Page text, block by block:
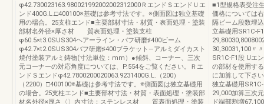
φ42.730023163.980021992002002312000ＲエンドＳエンドＵエ
ンド400G.L.□400100※基礎は参考寸法です。※側面図は独立基礎
用の場合。25支柱エンド■主要部材寸法・材質・表面処理・塗装
部材名外径×厚さ材 質表面処理・塗装支柱
φ60.5×t3.0SUS304ヘアーライン・バフ研磨♯400ビーム
φ42.7×t2.0SUS304バフ研磨♯400ブラケット—アルミダイカスト
焼付塗装アルミ鋳物(寸法単位：mm）●傾斜、コーナー、三次
元コーナーの対応角度については、P.554をご覧ください。Ｒエ
ンドＳエンドφ42.7800200020063.9231400G.L.（200）
（2200）□400100※基礎は参考寸法です。※側面図は独立基礎用
の場合。25支柱エンド■主要部材寸法・材質・表面処理・塗装部
材名外径×厚さ〈〉内寸法：ステンレス材 質表面処理・塗装
■1型規格表受注
価格については
隔ビーム段数埋
立基礎用SR1C-
30,30031,100〃
SR1C-F1段 Uエ
の部材を使用す
に加算して下さ
独立基礎用
29,000加算三次
ド端部割増